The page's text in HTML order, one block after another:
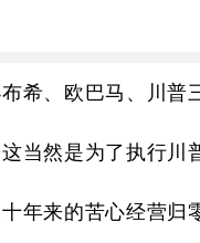
希、欧巴马、川普
当然是为了执行川
年来的苦心经营归